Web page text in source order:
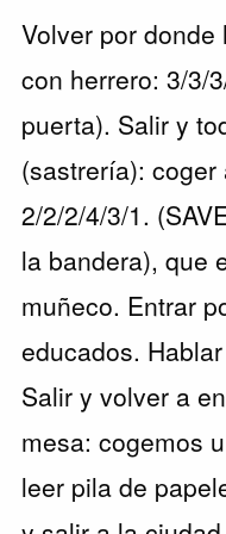
Volver por
con herrero: 3/3/
puerta). Salir y
(sastrería):
2/2/2/4/3/1.
la bandera), que
muñeco. Entrar
educados.
Salir y volver a
mesa: cogemos
leer pila de